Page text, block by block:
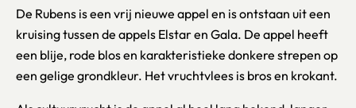
De Rubens is een vrij nieuwe appel en is ontstaan uit een
kruising tussen de appels Elstar en Gala. De appel heeft
een blije, rode blos en karakteristieke donkere strepen op
een gelige grondkleur. Het vruchtvlees is bros en krokant.